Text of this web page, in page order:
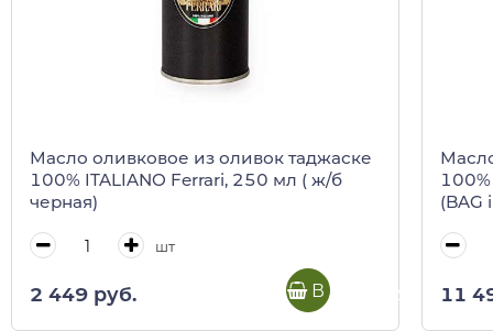
Масло оливковое из оливок таджаске
100% ITALIANO Ferrari, 250 мл ( ж/б
черная)
шт
2 449 руб. В корзину
100%
(BAG
11